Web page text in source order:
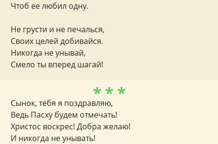
Чтоб ее любил одну.
Не грусти и не печалься,
Своих целей добивайся.
Никогда не унывай,
Смело ты вперед шагай!
* * *
Сынок, тебя я поздравляю,
Ведь Пасху будем отмечать!
Христос воскрес! Добра желаю!
И никогда не унывать!